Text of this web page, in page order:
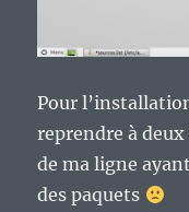
Pour
reprendre à
de ma ligne
des paquets